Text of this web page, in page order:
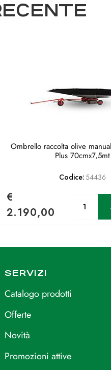
Ombrello raccolta olive
Plus 70cmx7,5mt
Codice:54436
€
2.190,00
SERVIZI
Catalogo prodotti
Offerte
Novità
Promozioni attive